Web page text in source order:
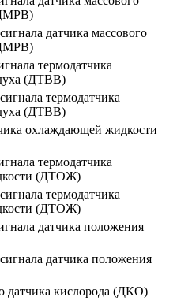
датчика массового
термодатчика
(ДТВВ)
термодатчика
(ДТВВ)
охлаждающей жидкости
термодатчика
(ДТОЖ)
термодатчика
(ДТОЖ)
датчика положения
датчика положения
датчика кислорода (ДКО)